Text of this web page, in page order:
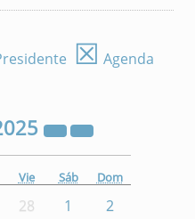
☒ Agenda
Vie Sáb Dom
28 1
2